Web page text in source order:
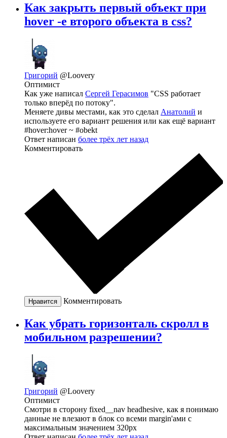
Как закрыть первый объект при
hover -е второго объекта в css?
Григорий @Loovery
Оптимист
Как уже написал Сергей Герасимов "CSS работает
только вперёд по потоку".
Меняете дивы местами, как это сделал Анатолий и
используете его вариант решения или как ещё вариант
#hover:hover ~ #obekt
Ответ написан более трёх лет назад
Комментировать
Нравится Комментировать
Как убрать горизонталь скролл в
мобильном разрешении?
Григорий @Loovery
Оптимист
Смотри в сторону fixed__nav headhesive, как я понимаю
данные не влезают в блок со всеми margin'ами с
максимальным значением 320px